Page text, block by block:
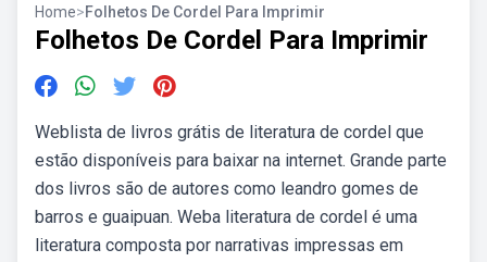
Home>Folhetos De Cordel Para Imprimir
Folhetos De Cordel Para Imprimir
Weblista de livros grátis de literatura de cordel que
estão disponíveis para baixar na internet. Grande parte
dos livros são de autores como leandro gomes de
barros e guaipuan. Weba literatura de cordel é uma
literatura composta por narrativas impressas em